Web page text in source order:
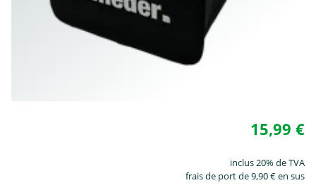
15,99 €
inclus 20% de TVA
frais de port de 9,90 € en sus